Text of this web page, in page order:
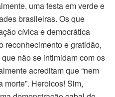
uma festa em verde e
brasileiras. Os que
cívica e democrática
reconhecimento e gratidão,
não se intimidam com os
acreditam que “nem
morte”. Heroicos! Sim,